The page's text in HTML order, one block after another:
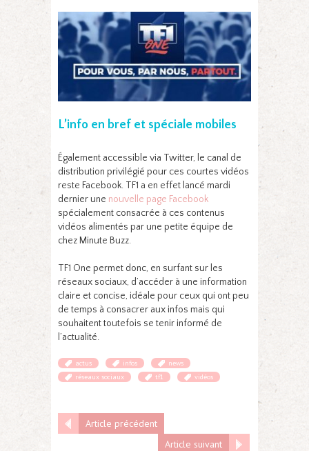
L’info en bref et spéciale mobiles
Également accessible via Twitter, le canal de
distribution privilégié pour ces courtes vidéos
reste Facebook. TF1 a en effet lancé mardi
dernier une nouvelle page Facebook
spécialement consacrée à ces contenus
vidéos alimentés par une petite équipe de
chez Minute Buzz.
TF1 One permet donc, en surfant sur les
réseaux sociaux, d’accéder à une information
claire et concise, idéale pour ceux qui ont peu
de temps à consacrer aux infos mais qui
souhaitent toutefois se tenir informé de
l’actualité.
actus infos
news
réseaux sociaux
tf1 vidéos
Article précédent
Article suivant